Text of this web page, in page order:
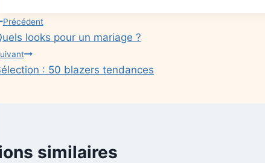
Précédent
looks pour un mariage ?
: 50 blazers tendances
similaires